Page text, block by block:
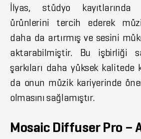
İlyas, stüdyo kayıtlarında
ürünlerini tercih ederek
daha da artırmış ve sesini
aktarabilmiştir. Bu işbirliği
şarkıları daha yüksek kalitede
da onun müzik kariyerinde
olmasını sağlamıştır.
Mosaic Diffuser Pro –